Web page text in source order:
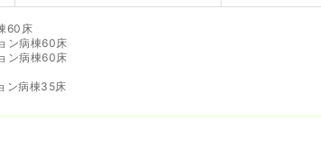
60床
ン病棟60床
ン病棟60床
ン病棟35床